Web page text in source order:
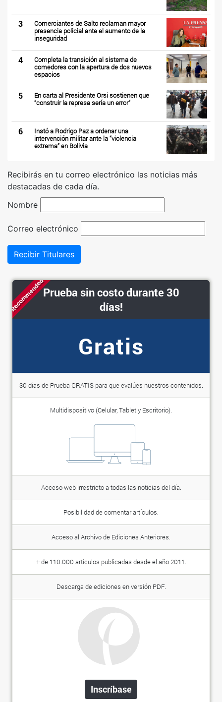
3
Comerciantes de Salto reclaman mayor
presencia policial ante el aumento de la
inseguridad
4
Completa la transición al sistema de
comedores con la apertura de dos nuevos
espacios
5
En carta al Presidente Orsi sostienen que
“construir la represa sería un error”
6
Instó a Rodrigo Paz a ordenar una
intervención militar ante la “violencia
extrema” en Bolivia
Recibirás en tu correo electrónico las noticias más
destacadas de cada día.
Nombre
Correo electrónico
Recibir Titulares
RecommendedPrueba sin costo durante 30
días!
Gratis
30 días de Prueba GRATIS para que evalúes nuestros contenidos.
Multidispositivo (Celular, Tablet y Escritorio).
Acceso web irrestricto a todas las noticias del día.
Posibilidad de comentar artículos.
Acceso al Archivo de Ediciones Anteriores.
+ de 110.000 artículos publicadas desde el año 2011.
Descarga de ediciones en versión PDF.
Inscríbase